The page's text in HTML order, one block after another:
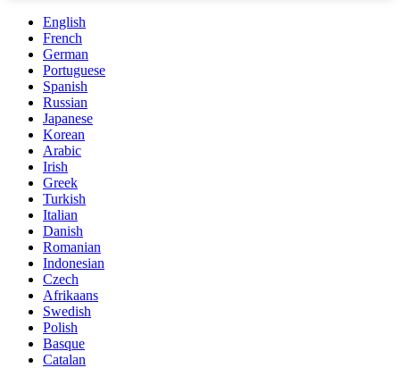
English
French
German
Portuguese
Spanish
Russian
Japanese
Korean
Arabic
Irish
Greek
Turkish
Italian
Danish
Romanian
Indonesian
Czech
Afrikaans
Swedish
Polish
Basque
Catalan